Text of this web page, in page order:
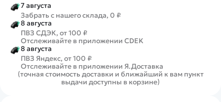
7 августа
Забрать с нашего склада, 0 ₽
8 августа
ПВЗ СДЭК, от 100 ₽
Отслеживайте в приложении CDEK
8 августа
ПВЗ Яндекс, от 100 ₽
Отслеживайте в приложении Я.Доставка
(точная стоимость доставки и ближайший к вам пункт
выдачи доступны в корзине)